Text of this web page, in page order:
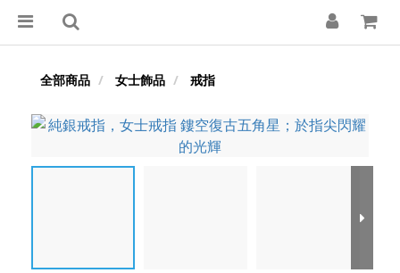
全部商品 女士飾品 戒指